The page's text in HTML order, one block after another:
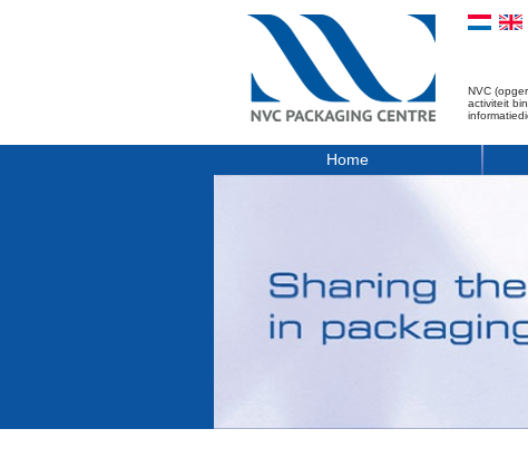
NVC
activiteit
Home